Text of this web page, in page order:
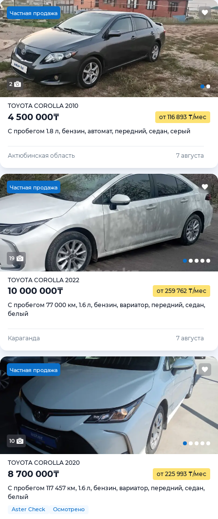
Частная продажа
2
TOYOTA COROLLA 2010
4 500 000₸ от 116 893 ₸/мес
С пробегом 1.8 л, бензин, автомат, передний, седан, серый
Актюбинская область 7 августа
Частная продажа
19
TOYOTA COROLLA 2022
10 000 000₸ от 259 762 ₸/мес
С пробегом 77 000 км, 1.6 л, бензин, вариатор, передний, седан,
белый
Караганда 7 августа
Частная продажа
10
TOYOTA COROLLA 2020
8 700 000₸ от 225 993 ₸/мес
С пробегом 117 457 км, 1.6 л, бензин, вариатор, передний, седан,
белый
Aster Check Осмотрено